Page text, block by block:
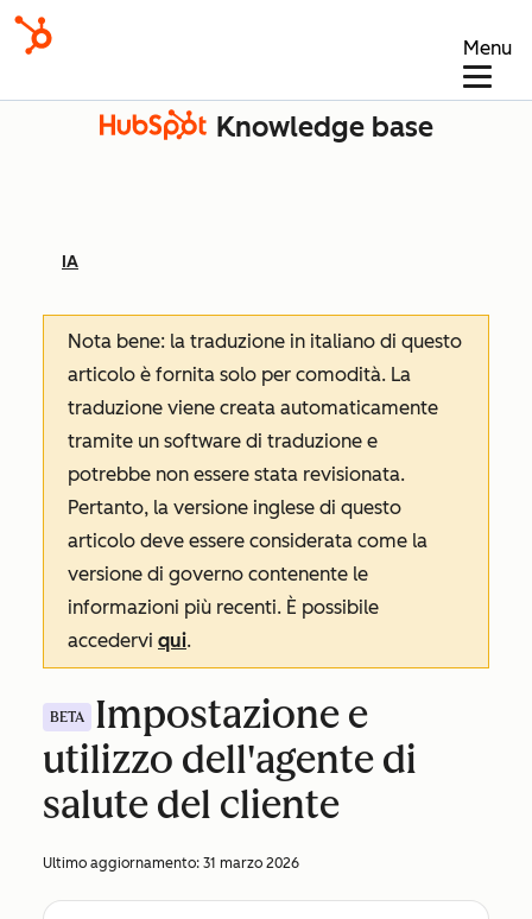
Menu
Knowledge base
IA
Nota bene: la traduzione in italiano di questo
articolo è fornita solo per comodità. La
traduzione viene creata automaticamente
tramite un software di traduzione e
potrebbe non essere stata revisionata.
Pertanto, la versione inglese di questo
articolo deve essere considerata come la
versione di governo contenente le
informazioni più recenti. È possibile
accedervi qui.
BETA
Impostazione e
utilizzo dell'agente di
salute del cliente
Ultimo aggiornamento: 31 marzo 2026